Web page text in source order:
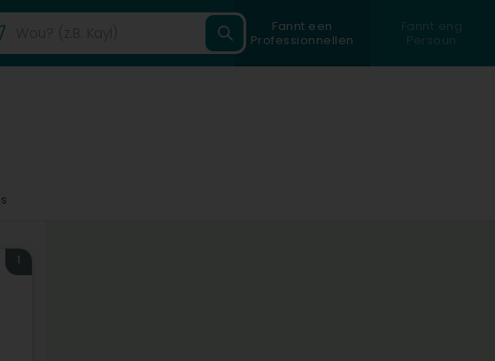
Fannt een
Professionnellen
Fannt eng
Persoun
1